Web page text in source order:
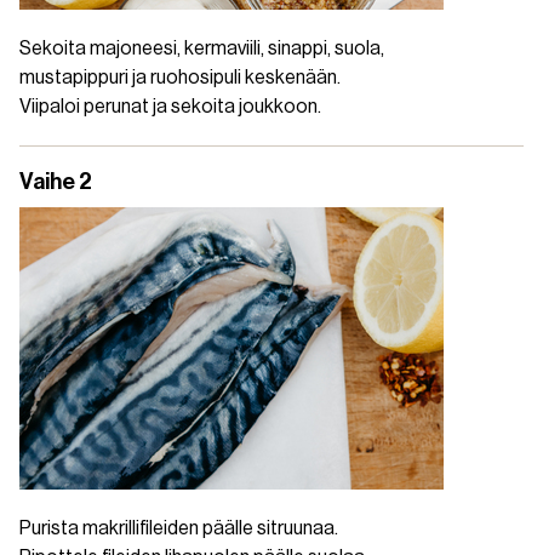
Sekoita majoneesi, kermaviili, sinappi, suola,
mustapippuri ja ruohosipuli keskenään.
Viipaloi perunat ja sekoita joukkoon.
Vaihe 2
Purista makrillifileiden päälle sitruunaa.